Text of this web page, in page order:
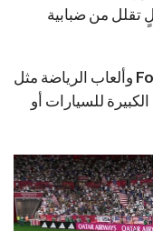
من ضبابية
وألعاب الرياضة مثل
للسيارات أو